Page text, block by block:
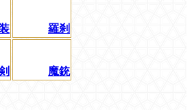
羅刹
魔銃